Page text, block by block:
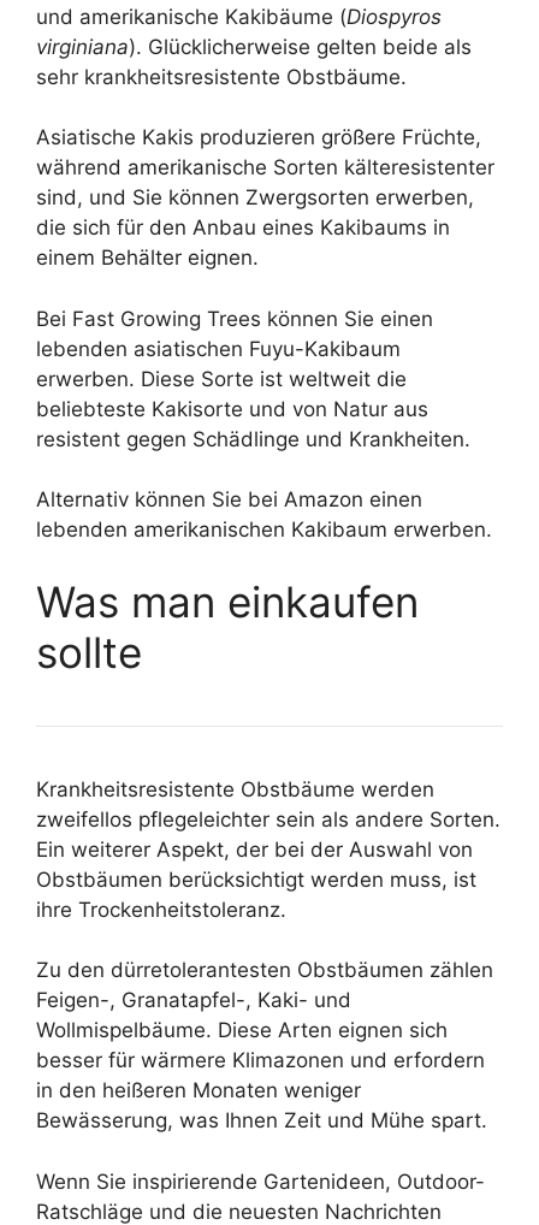
und amerikanische Kakibäume (Diospyros
virginiana). Glücklicherweise gelten beide als
sehr krankheitsresistente Obstbäume.
Asiatische Kakis produzieren größere Früchte,
während amerikanische Sorten kälteresistenter
sind, und Sie können Zwergsorten erwerben,
die sich für den Anbau eines Kakibaums in
einem Behälter eignen.
Bei Fast Growing Trees können Sie einen
lebenden asiatischen Fuyu-Kakibaum
erwerben. Diese Sorte ist weltweit die
beliebteste Kakisorte und von Natur aus
resistent gegen Schädlinge und Krankheiten.
Alternativ können Sie bei Amazon einen
lebenden amerikanischen Kakibaum erwerben.
Was man einkaufen
sollte
Krankheitsresistente Obstbäume werden
zweifellos pflegeleichter sein als andere Sorten.
Ein weiterer Aspekt, der bei der Auswahl von
Obstbäumen berücksichtigt werden muss, ist
ihre Trockenheitstoleranz.
Zu den dürretolerantesten Obstbäumen zählen
Feigen-, Granatapfel-, Kaki- und
Wollmispelbäume. Diese Arten eignen sich
besser für wärmere Klimazonen und erfordern
in den heißeren Monaten weniger
Bewässerung, was Ihnen Zeit und Mühe spart.
Wenn Sie inspirierende Gartenideen, Outdoor-
Ratschläge und die neuesten Nachrichten